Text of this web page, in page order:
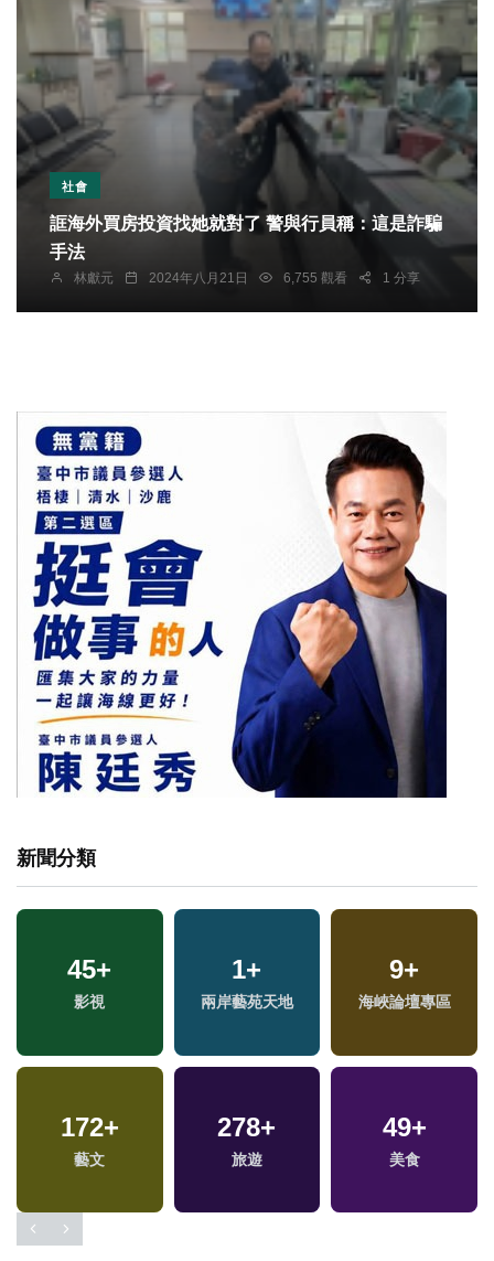
社會
誆海外買房投資找她就對了 警與行員稱：這是詐騙
手法
林獻元 2024年八月21日 6,755 觀看 1 分享
新聞分類
45+
影視
1+
兩岸藝苑天地
9+
海峽論壇專區
172+
藝文
278+
旅遊
49+
美食